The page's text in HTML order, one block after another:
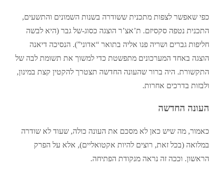
כפי שאפשר לצפות מתכנית ששודרה בשנות השמונים והתשעים,
התכנית נטפה סקסיזם. ת’אצ’ר הוצגה כסוג-של גבר (היא לבשה
חליפות גברים ושריה פנו אליה בתואר “אדוני”). הנסיכה דיאנה
הוצגה באחד המערכונים מתפשטת כדי למשוך את תשומת לבה של
התקשורת. היה ברור שהעונה החדשה תצטרך להקטין קצת במינון,
ולבזות בדרכים אחרות.
העונה החדשה
כאמור, מה שיש כאן לא מסכם את העונה כולה, שעוד לא שודרה
במלואה (בכל זאת, רוצים להיות אקטואליים), אלא על הפרק
הראשון. וככה זה נראה מנקודת הפתיחה.